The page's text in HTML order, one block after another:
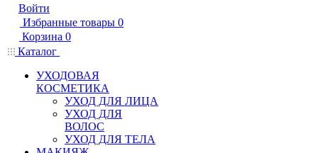
Войти
Избранные товары 0
Корзина 0
Каталог
УХОДОВАЯ
КОСМЕТИКА
УХОД ДЛЯ ЛИЦА
УХОД ДЛЯ
ВОЛОС
УХОД ДЛЯ ТЕЛА